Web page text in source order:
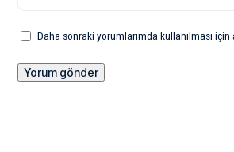
Daha sonraki yorumlarımda kullanılması